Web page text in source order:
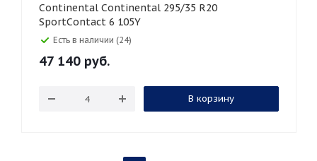
Continental Continental 295/35 R20
SportContact 6 105Y
Есть в наличии (24)
47 140 руб.
В корзину